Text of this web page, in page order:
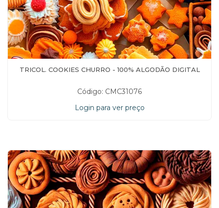
TRICOL. COOKIES CHURRO - 100% ALGODÃO DIGITAL
Código: CMC31076
Login para ver preço